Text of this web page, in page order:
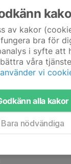
0
0
0
av kakor
bra för
i syfte att
våra
vi
alla kakor
Bara nödvändiga